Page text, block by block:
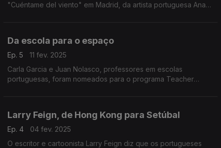
"Cuéntame del viento" em Madrid, da artista portuguesa Ana
Da escola para o espaço
Ep. 5
11 fev. 2025
Carla Garcia e Juan Nolasco, professores em escolas
portuguesas, foram nomeados para o programa Teacher
Larry Feign, de Hong Kong para Setúbal
Ep. 4
04 fev. 2025
O escritor e cartoonista Larry Feign diz que os portugueses